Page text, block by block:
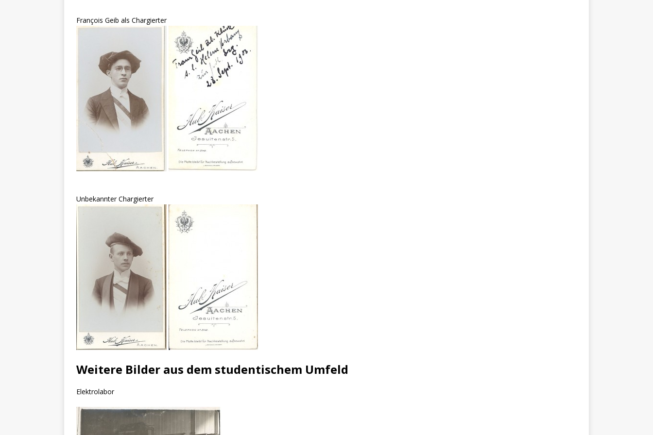
François Geib als Chargierter
Unbekannter Chargierter
Weitere Bilder aus dem studentischem Umfeld
Elektrolabor